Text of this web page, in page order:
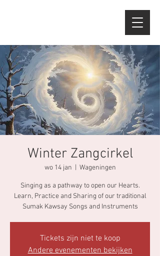
Winter Zangcirkel
wo 14 jan Wageningen
Singing as a pathway to open our Hearts.
Learn, Practice and Sharing of our traditional
Sumak Kawsay Songs and Instruments
Tickets zijn niet te koop
Andere evenementen bekijken